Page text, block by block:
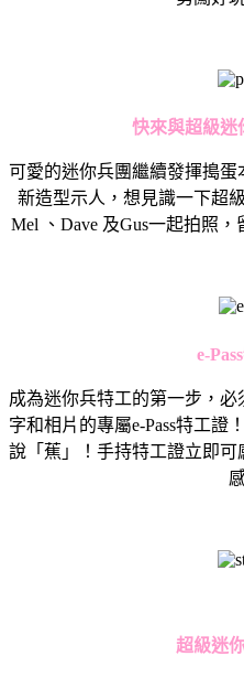
快來與超級迷
可愛的迷你兵團繼續發揮搗
新造型示人，想見識一下超
Mel 、Dave 及Gus一起拍照
e-Pass
成為迷你兵特工的第一步，
字和相片的專屬e-Pass特工證
說「蕉」！手持特工證立即
超級迷